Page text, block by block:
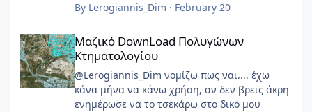
By Lerogiannis_Dim · February 20
Μαζικό DownLoad Πολυγώνων Κτηματολογίου
Μαζικό DownLoad Πολυγώνων
Κτηματολογίου
@Lerogiannis_Dim νομίζω πως ναι.... έχω
κάνα μήνα να κάνω χρήση, αν δεν βρεις άκρη
ενημέρωσε να το τσεκάρω στο δικό μου